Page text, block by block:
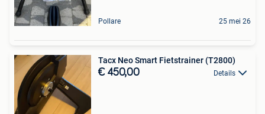
Pollare 25 mei 26
Tacx Neo Smart Fietstrainer (T2800)
€ 450,00 Details